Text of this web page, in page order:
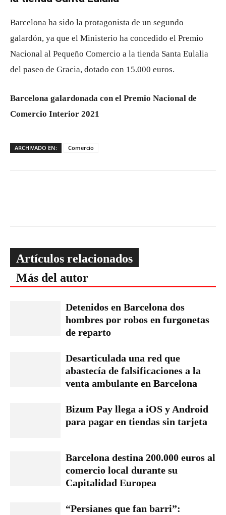
Barcelona ha sido la protagonista de un segundo
galardón, ya que el Ministerio ha concedido el Premio
Nacional al Pequeño Comercio a la tienda Santa Eulalia
del paseo de Gracia, dotado con 15.000 euros.
Barcelona galardonada con el Premio Nacional de
Comercio Interior 2021
ARCHIVADO EN: Comercio
Artículos relacionados
Más del autor
Detenidos en Barcelona dos
hombres por robos en furgonetas
de reparto
Desarticulada una red que
abastecía de falsificaciones a la
venta ambulante en Barcelona
Bizum Pay llega a iOS y Android
para pagar en tiendas sin tarjeta
Barcelona destina 200.000 euros al
comercio local durante su
Capitalidad Europea
“Persianes que fan barri”: